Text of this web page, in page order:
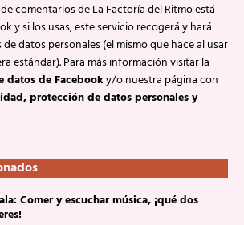
comentarios de La Factoría del Ritmo está
y si los usas, este servicio recogerá y hará
datos personales (el mismo que hace al usar
estándar). Para más información visitar la
datos de Facebooky/o nuestra página con
protección de datos personales y
Comer y escuchar música, ¡qué dos